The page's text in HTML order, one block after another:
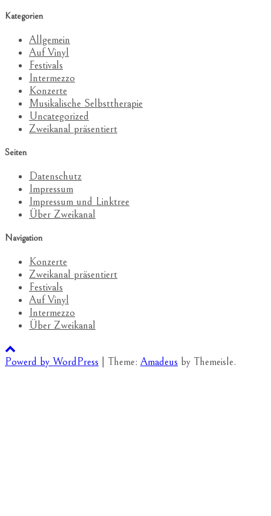
Kategorien
Allgemein
Auf Vinyl
Festivals
Intermezzo
Konzerte
Musikalische Selbsttherapie
Uncategorized
Zweikanal präsentiert
Seiten
Datenschutz
Impressum
Impressum und Linktree
Über Zweikanal
Navigation
Konzerte
Zweikanal präsentiert
Festivals
Auf Vinyl
Intermezzo
Über Zweikanal
Powerd by WordPress Theme: Amadeus by Themeisle.